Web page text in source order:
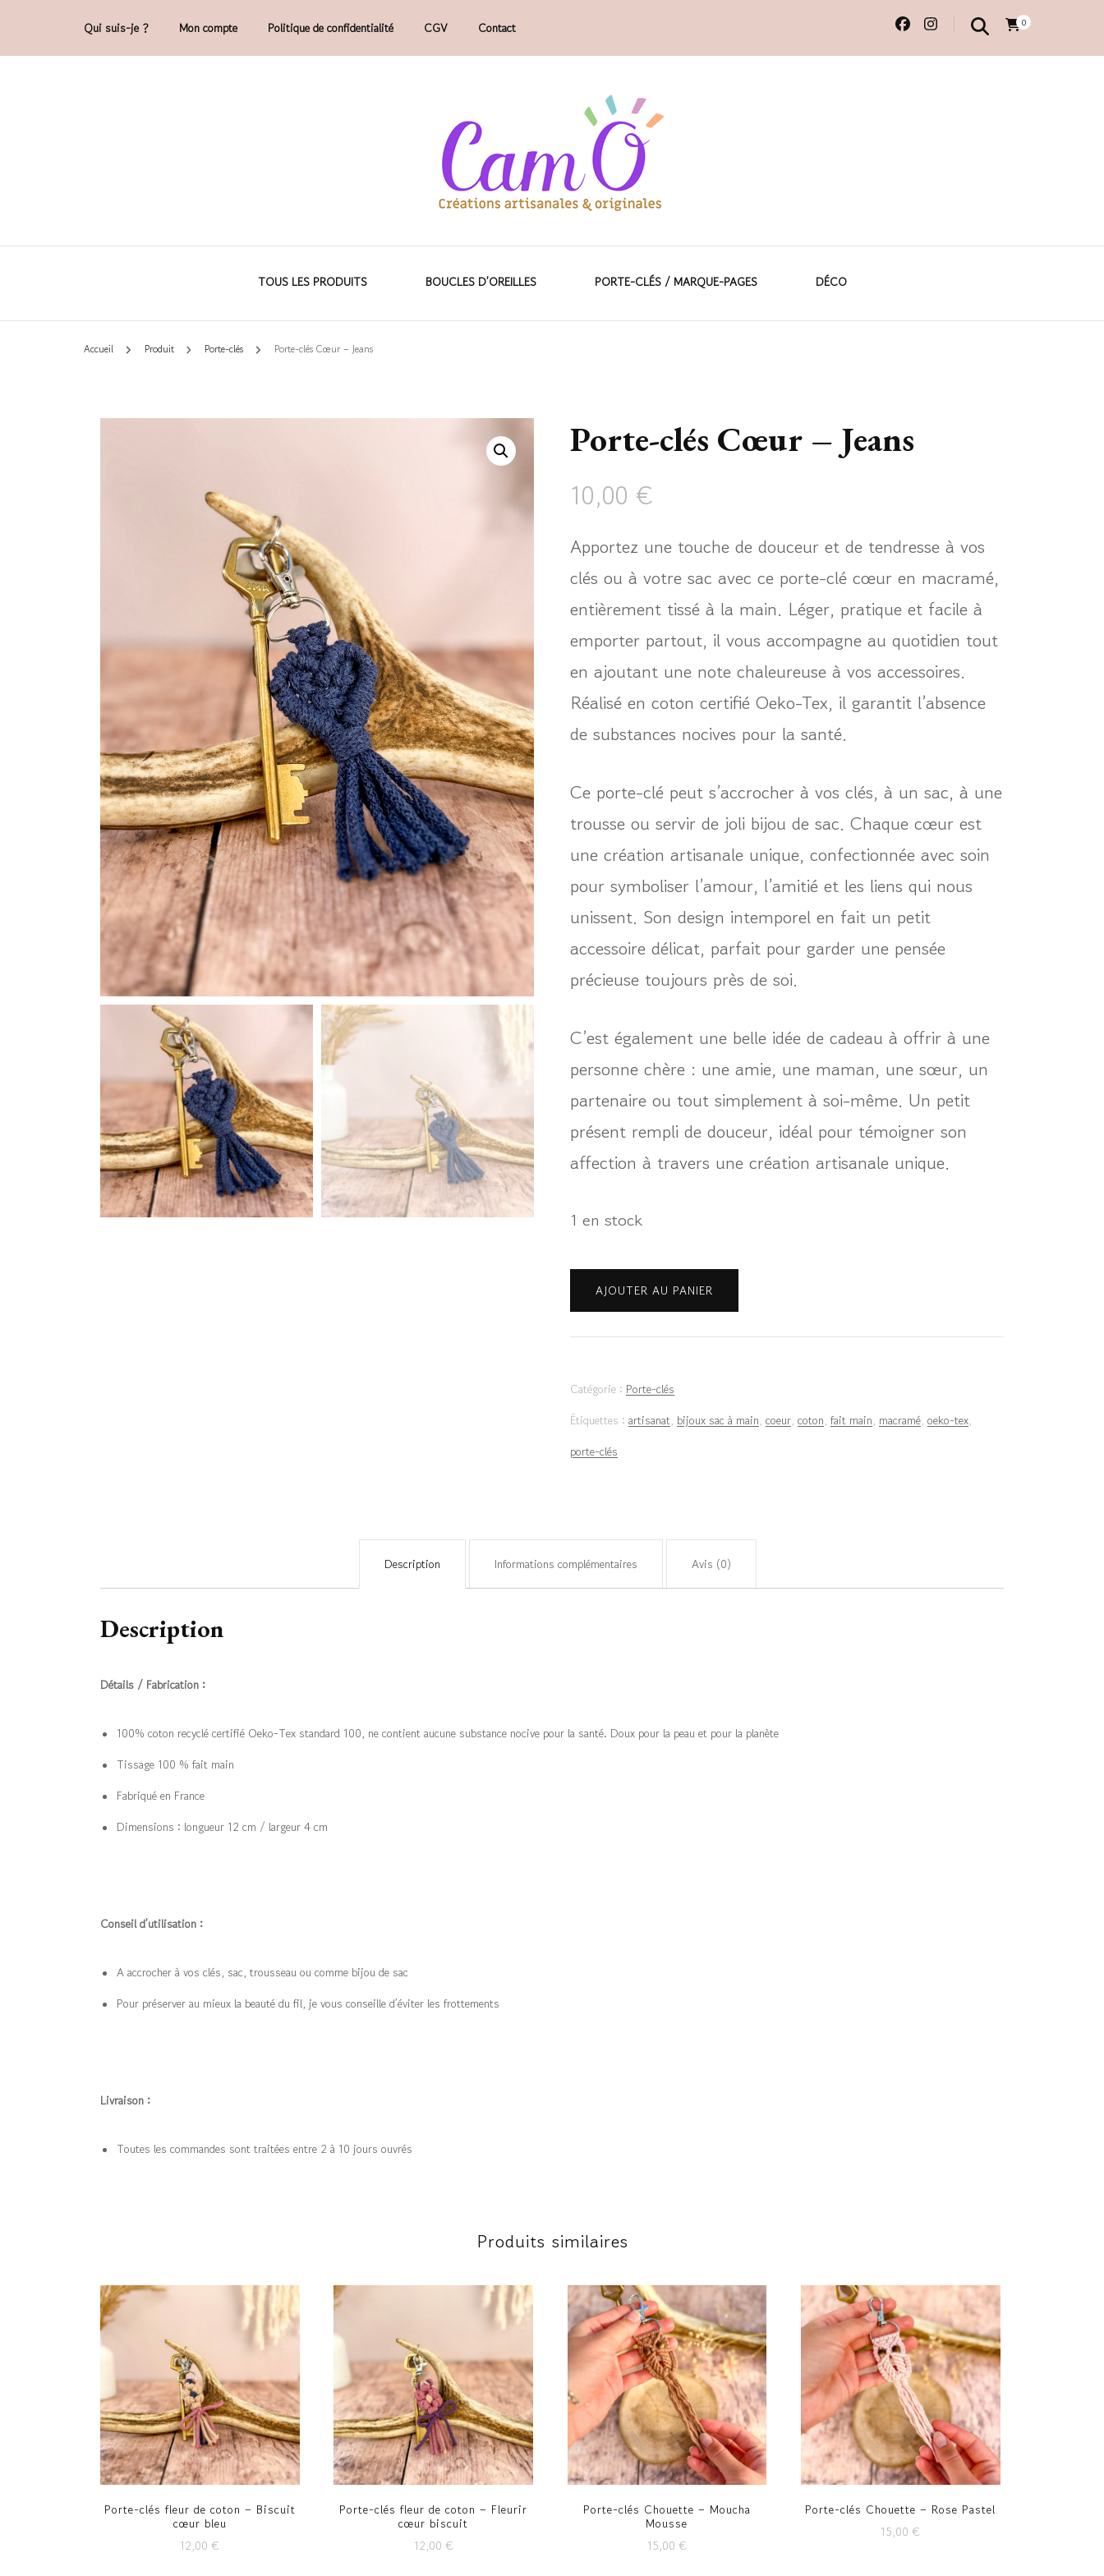
Qui suis-je ? Mon compte Politique de confidentialité CGV Contact 0
Cam'O – Créations artisanales & originales
TOUS LES PRODUITS BOUCLES D’OREILLES PORTE-CLÉS / MARQUE-PAGES DÉCO
Accueil Produit Porte-clés Porte-clés Cœur – Jeans
Porte-clés Cœur – Jeans
10,00 €
Apportez une touche de douceur et de tendresse à vos
clés ou à votre sac avec ce porte-clé cœur en macramé,
entièrement tissé à la main. Léger, pratique et facile à
emporter partout, il vous accompagne au quotidien tout
en ajoutant une note chaleureuse à vos accessoires.
Réalisé en coton certifié Oeko-Tex, il garantit l’absence
de substances nocives pour la santé.
Ce porte-clé peut s’accrocher à vos clés, à un sac, à une
trousse ou servir de joli bijou de sac. Chaque cœur est
une création artisanale unique, confectionnée avec soin
pour symboliser l’amour, l’amitié et les liens qui nous
unissent. Son design intemporel en fait un petit
accessoire délicat, parfait pour garder une pensée
précieuse toujours près de soi.
C’est également une belle idée de cadeau à offrir à une
personne chère : une amie, une maman, une sœur, un
partenaire ou tout simplement à soi-même. Un petit
présent rempli de douceur, idéal pour témoigner son
affection à travers une création artisanale unique.
1 en stock
quantité
de
Porte-
Cœur
-
Jeans
AJOUTER AU PANIER
Catégorie : Porte-clés
Étiquettes : artisanat, bijoux sac à main, coeur, coton, fait main, macramé, oeko-tex,
porte-clés
Description Informations complémentaires Avis (0)
Description
Détails / Fabrication :
100% coton recyclé certifié Oeko-Tex standard 100, ne contient aucune substance nocive pour la santé. Doux pour la peau et pour la planète
Tissage 100 % fait main
Fabriqué en France
Dimensions : longueur 12 cm / largeur 4 cm
Conseil d’utilisation :
A accrocher à vos clés, sac, trousseau ou comme bijou de sac
Pour préserver au mieux la beauté du fil, je vous conseille d’éviter les frottements
Livraison :
Toutes les commandes sont traitées entre 2 à 10 jours ouvrés
Produits similaires
Porte-clés fleur de coton – Biscuit
cœur bleu
12,00€
Porte-clés fleur de coton – Fleurir
cœur biscuit
12,00 €
Porte-clés Chouette – Moucha
Mousse
15,00 €
Porte-clés Chouette – Rose Pastel
15,00€